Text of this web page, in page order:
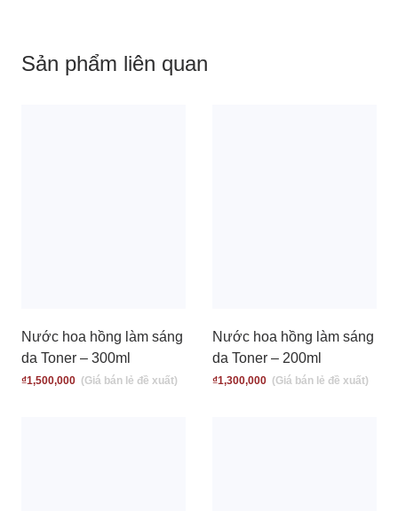
Sản phẩm liên quan
Nước hoa hồng làm sáng
da Toner – 300ml
₫1,500,000
Nước hoa hồng làm sáng
da Toner – 200ml
₫1,300,000